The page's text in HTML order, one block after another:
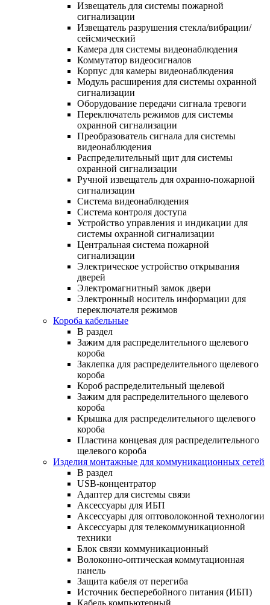
Извещатель для системы пожарной
сигнализации
Извещатель разрушения стекла/вибрации/
сейсмический
Камера для системы видеонаблюдения
Коммутатор видеосигналов
Корпус для камеры видеонаблюдения
Модуль расширения для системы охранной
сигнализации
Оборудование передачи сигнала тревоги
Переключатель режимов для системы
охранной сигнализации
Преобразователь сигнала для системы
видеонаблюдения
Распределительный щит для системы
охранной сигнализации
Ручной извещатель для охранно-пожарной
сигнализации
Система видеонаблюдения
Система контроля доступа
Устройство управления и индикации для
системы охранной сигнализации
Центральная система пожарной
сигнализации
Электрическое устройство открывания
дверей
Электромагнитный замок двери
Электронный носитель информации для
переключателя режимов
Короба кабельные
В раздел
Зажим для распределительного щелевого
короба
Заклепка для распределительного щелевого
короба
Короб распределительный щелевой
Зажим для распределительного щелевого
короба
Крышка для распределительного щелевого
короба
Пластина концевая для распределительного
щелевого короба
Изделия монтажные для коммуникационных сетей
В раздел
USB-концентратор
Адаптер для системы связи
Аксессуары для ИБП
Аксессуары для оптоволоконной технологии
Аксессуары для телекоммуникационной
техники
Блок связи коммуникационный
Волоконно-оптическая коммутационная
панель
Защита кабеля от перегиба
Источник бесперебойного питания (ИБП)
Кабель компьютерный